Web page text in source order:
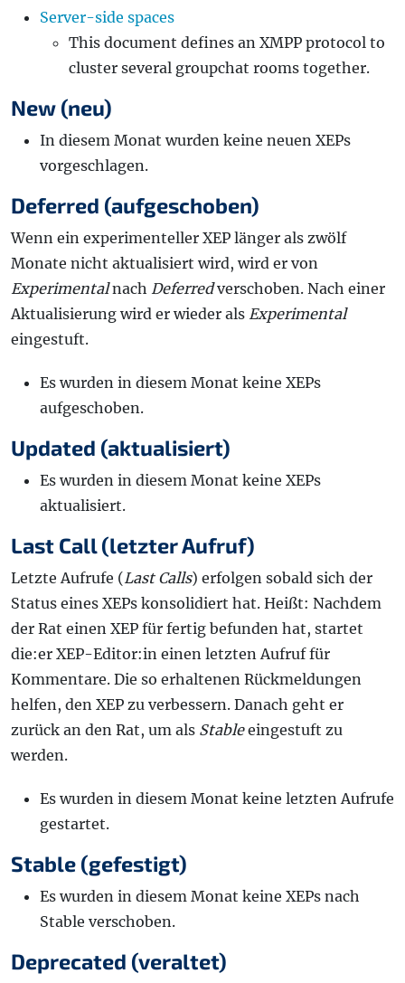
Server-side spaces
This document defines an XMPP protocol to
cluster several groupchat rooms together.
New (neu)
In diesem Monat wurden keine neuen XEPs
vorgeschlagen.
Deferred (aufgeschoben)
Wenn ein experimenteller XEP länger als zwölf
Monate nicht aktualisiert wird, wird er von
Experimentalnach Deferredverschoben. Nach einer
Aktualisierung wird er wieder als Experimental
eingestuft.
Es wurden in diesem Monat keine XEPs
aufgeschoben.
Updated (aktualisiert)
Es wurden in diesem Monat keine XEPs
aktualisiert.
Last Call (letzter Aufruf)
Letzte Aufrufe (Last Calls) erfolgen sobald sich der
Status eines XEPs konsolidiert hat. Heißt: Nachdem
der Rat einen XEP für fertig befunden hat, startet
die:er XEP-Editor:in einen letzten Aufruf für
Kommentare. Die so erhaltenen Rückmeldungen
helfen, den XEP zu verbessern. Danach geht er
zurück an den Rat, um als Stableeingestuft zu
werden.
Es wurden in diesem Monat keine letzten Aufrufe
gestartet.
Stable (gefestigt)
Es wurden in diesem Monat keine XEPs nach
Stable verschoben.
Deprecated (veraltet)